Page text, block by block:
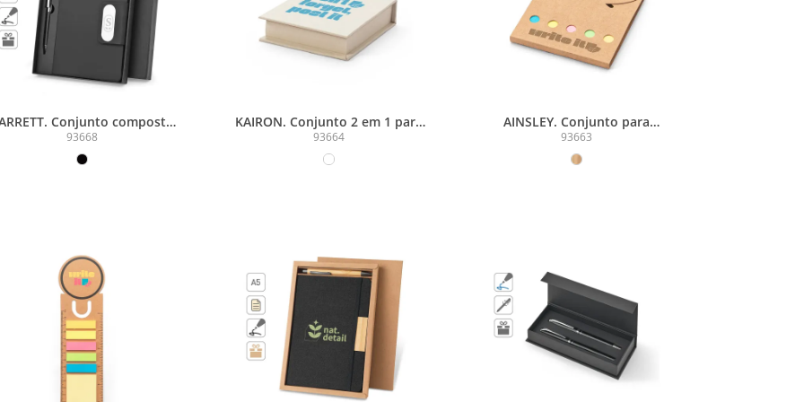
Conjunto composto
por 1 caneta esferográfica e 1
caderno, em PU e aço inox
93668
KAIRON. Conjunto 2 em 1 para
escritório, em papel 100%
reciclado, com 6 blocos
adesivados
93664
AINSLEY. Conjunto para
escritório, em papel 100%
reciclado, com 6 blocos
adesivados
93663